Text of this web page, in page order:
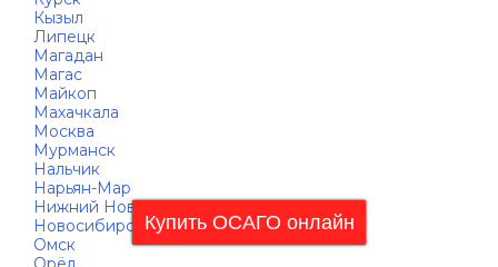
Кызыл
Липецк
Магадан
Магас
Майкоп
Махачкала
Москва
Мурманск
Нальчик
Нарьян-Мар
Нижний Новгород
Новосибирск
Омск
Купить ОСАГО онлайн